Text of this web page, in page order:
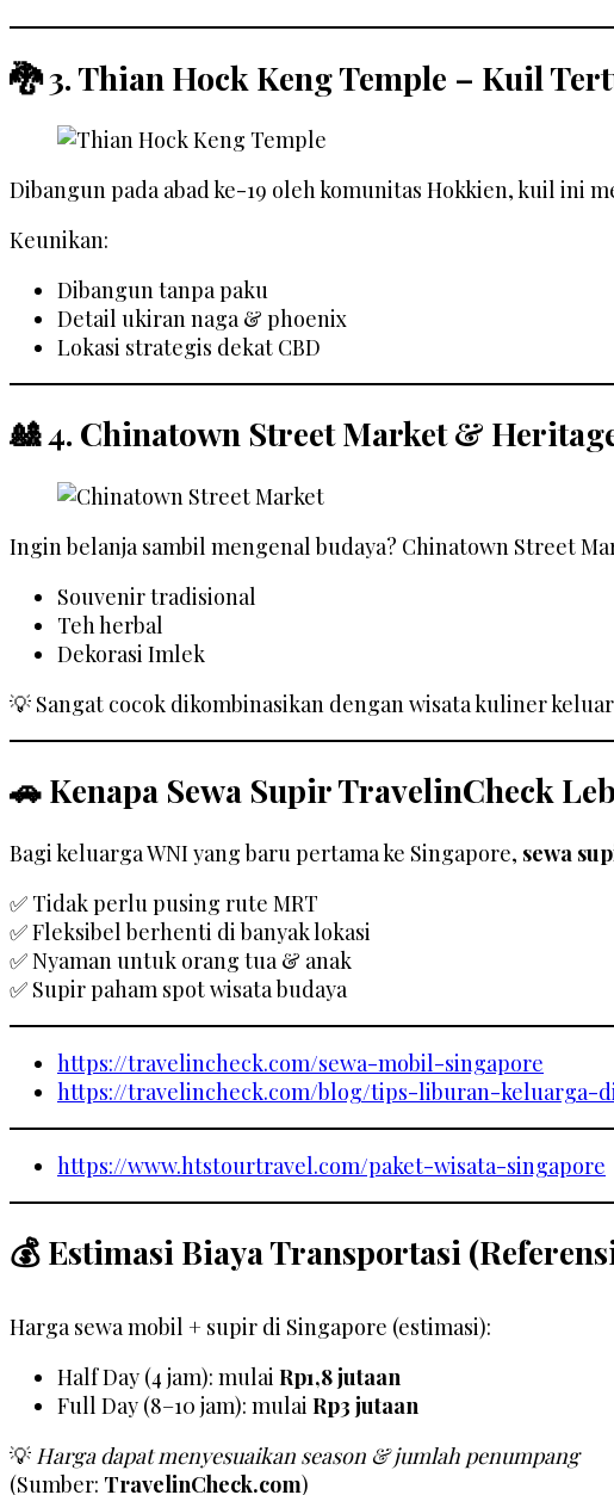
🐉 3. Thian Hock Keng Temple – Kuil
Dibangun pada abad ke-19 oleh komunitas Hokkien, kuil ini
Keunikan:
Dibangun tanpa paku
Detail ukiran naga & phoenix
Lokasi strategis dekat CBD
🎎 4. Chinatown Street Market &
Ingin belanja sambil mengenal budaya? Chinatown Street
Souvenir tradisional
Teh herbal
Dekorasi Imlek
💡 Sangat cocok dikombinasikan dengan wisata kuliner
🚗 Kenapa Sewa Supir TravelinCheck
Bagi keluarga WNI yang baru pertama ke Singapore, sewa
✅ Tidak perlu pusing rute MRT
✅ Fleksibel berhenti di banyak lokasi
✅ Nyaman untuk orang tua & anak
✅ Supir paham spot wisata budaya
https://travelincheck.com/sewa-mobil-singapore
https://travelincheck.com/blog/tips-liburan-keluarga-
https://www.htstourtravel.com/paket-wisata-singapore
💰 Estimasi Biaya Transportasi
Harga sewa mobil + supir di Singapore (estimasi):
Half Day (4 jam): mulai Rp1,8 jutaan
Full Day (8–10 jam): mulai Rp3 jutaan
💡 Harga dapat menyesuaikan season & jumlah penumpang
(Sumber: TravelinCheck.com)